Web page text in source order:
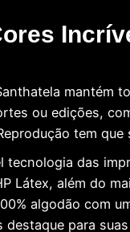
mantém
ou edições,
tem que
tecnologia das
Látex, além do
algodão com
destaque para